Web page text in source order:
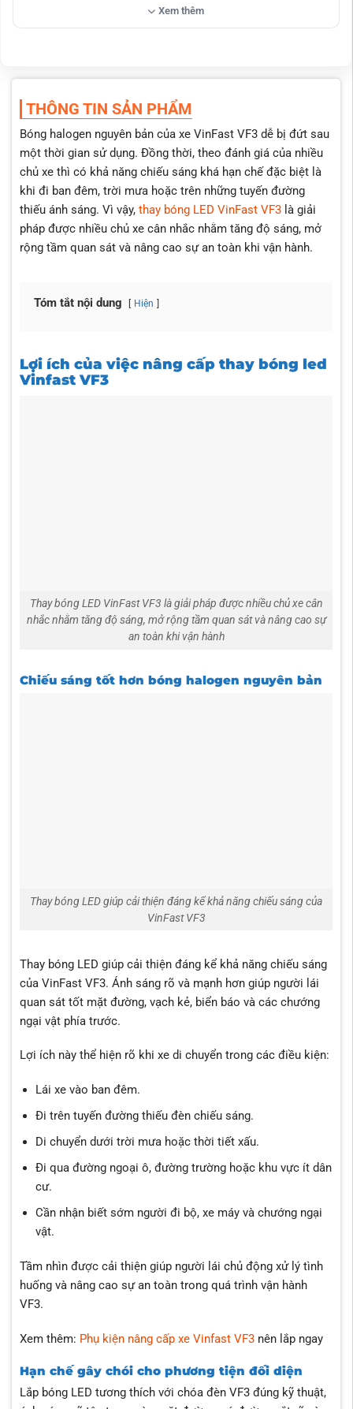
Ánh sáng sắc nét, không gây cảm giác chói mắt phương
tiện đối diện
Thi công bởi kỹ thuật viên có hơn 6 năm kinh nghiệm
Xem thêm
THÔNG TIN SẢN PHẨM
Bóng halogen nguyên bản của xe VinFast VF3 dễ bị đứt sau
một thời gian sử dụng. Đồng thời, theo đánh giá của nhiều
chủ xe thì có khả năng chiếu sáng khá hạn chế đặc biệt là
khi đi ban đêm, trời mưa hoặc trên những tuyến đường
thiếu ánh sáng. Vì vậy, thay bóng LED VinFast VF3là giải
pháp được nhiều chủ xe cân nhắc nhằm tăng độ sáng, mở
rộng tầm quan sát và nâng cao sự an toàn khi vận hành.
Tóm tắt nội dung Hiện
Lợi ích của việc nâng cấp thay bóng led
Vinfast VF3
Thay bóng LED VinFast VF3 là giải pháp được nhiều chủ xe cân
nhắc nhằm tăng độ sáng, mở rộng tầm quan sát và nâng cao sự
an toàn khi vận hành
Chiếu sáng tốt hơn bóng halogen nguyên bản
Thay bóng LED giúp cải thiện đáng kể khả năng chiếu sáng của
VinFast VF3
Thay bóng LED giúp cải thiện đáng kể khả năng chiếu sáng
của VinFast VF3. Ánh sáng rõ và mạnh hơn giúp người lái
quan sát tốt mặt đường, vạch kẻ, biển báo và các chướng
ngại vật phía trước.
Lợi ích này thể hiện rõ khi xe di chuyển trong các điều kiện:
Lái xe vào ban đêm.
Đi trên tuyến đường thiếu đèn chiếu sáng.
Di chuyển dưới trời mưa hoặc thời tiết xấu.
Đi qua đường ngoại ô, đường trường hoặc khu vực ít dân
cư.
Cần nhận biết sớm người đi bộ, xe máy và chướng ngại
vật.
Tầm nhìn được cải thiện giúp người lái chủ động xử lý tình
huống và nâng cao sự an toàn trong quá trình vận hành
VF3.
Xem thêm: Phụ kiện nâng cấp xe Vinfast VF3nên lắp ngay
Hạn chế gây chói cho phương tiện đối diện
Lắp bóng LED tương thích với chóa đèn VF3 đúng kỹ thuật,